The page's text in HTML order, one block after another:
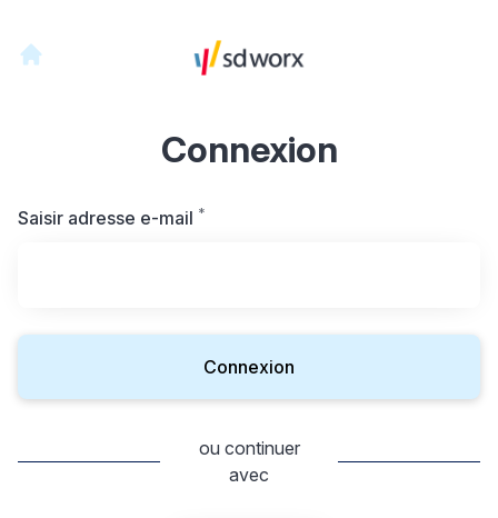
Connexion
Saisir adresse e-mail *
Connexion
ou continuer
avec